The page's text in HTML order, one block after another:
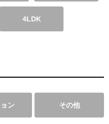
4LDK
ン その他